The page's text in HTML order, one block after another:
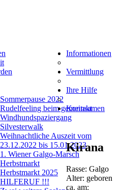
Sommerpause 2022
Rudelfeeling beim gemeinsamen
Windhundspaziergang
Silvesterwalk
Weihnachtliche Auszeit vom
23.12.2022 bis 15.01.2023
1. Wiener Galgo-Marsch
Herbstmarkt
Herbstmarkt 2025
HILFERUF !!!
Informationen
Vermittlung
Ihre Hilfe
Kontakt
Kirana
Rasse: Galgo
Alter: geboren
ca. am: